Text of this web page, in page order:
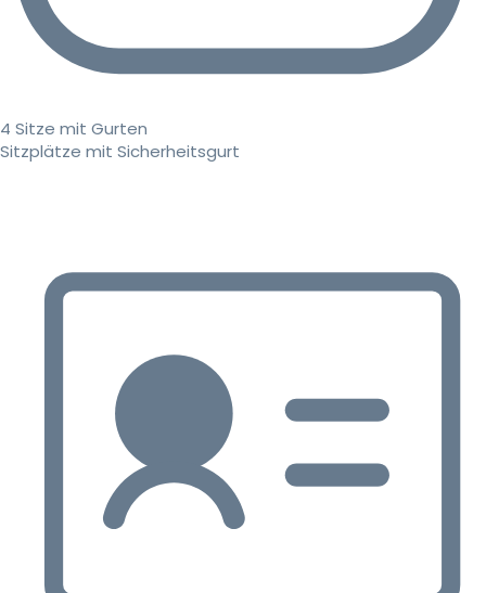
4 Sitze mit Gurten
Sitzplätze mit Sicherheitsgurt